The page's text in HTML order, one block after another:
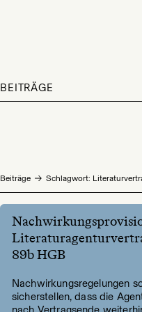
BEITRÄGE
Beiträge Schlagwort:
89b HGB
Nachwirkungsregelungen
sicherstellen, dass die